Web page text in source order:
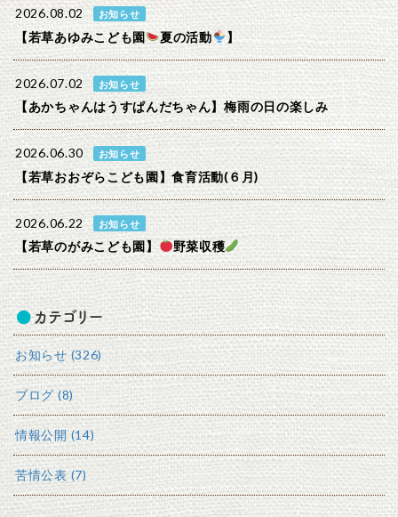
2026.08.02 お知らせ
【若草あゆみこども園 夏の活動 】
2026.07.02 お知らせ
【あかちゃんはうすぱんだちゃん】梅雨の日の楽しみ
2026.06.30 お知らせ
【若草おおぞらこども園】食育活動(６月)
2026.06.22 お知らせ
【若草のがみこども園】 野菜収穫
カテゴリー
お知らせ (326)
ブログ (8)
情報公開 (14)
苦情公表 (7)